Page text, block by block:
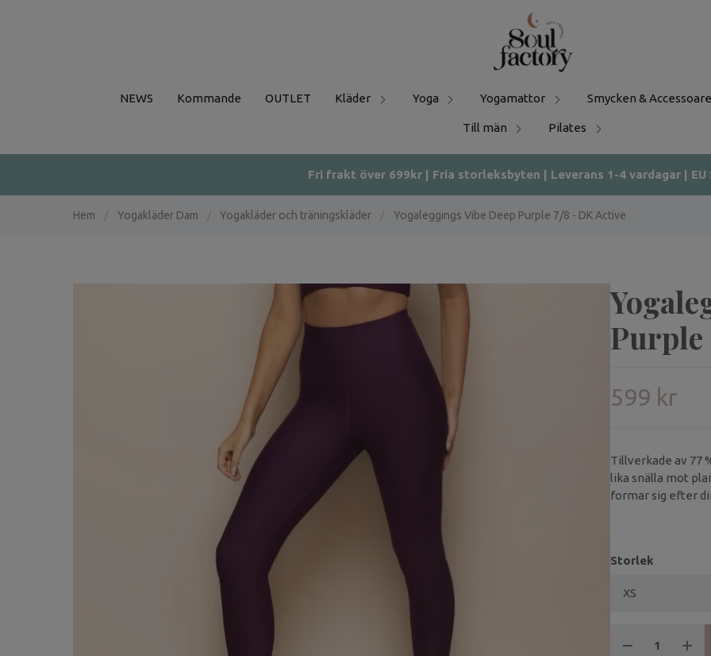
NEWS Kommande OUTLET Kläder Yoga Yogamattor Smycken &
Till män Pilates
Fri frakt över 699kr | Fria storleksbyten | Leverans 1-4 vardagar | EU
Hem Yogakläder Dam Yogakläder och träningskläder Yogaleggings Vibe Deep Purple 7/8 - DK Active
Purple
599 kr
Tillverkade av 77
lika snälla mot
formar sig efter
Storlek